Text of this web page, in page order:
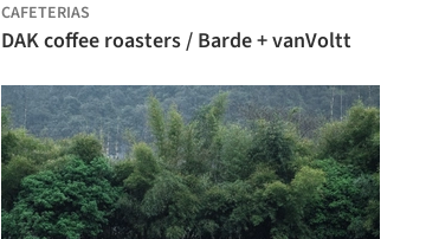
CAFETERIAS
DAK coffee roasters / Barde + vanVoltt